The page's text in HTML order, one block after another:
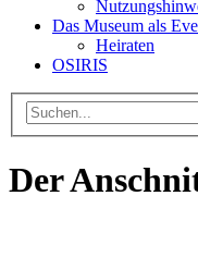
Das Museum als
Heiraten
OSIRIS
Der